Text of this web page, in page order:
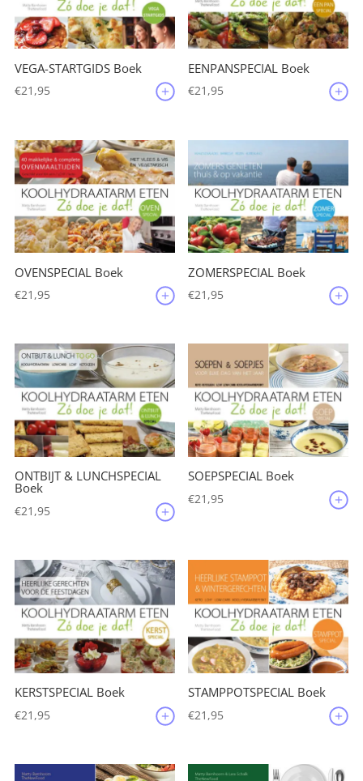
VEGA-STARTGIDS Boek
€21,95
EENPANSPECIAL Boek
€21,95
OVENSPECIAL Boek
€21,95
ZOMERSPECIAL Boek
€21,95
ONTBIJT & LUNCHSPECIAL
Boek
€21,95
SOEPSPECIAL Boek
€21,95
KERSTSPECIAL Boek
€21,95
STAMPPOTSPECIAL Boek
€21,95